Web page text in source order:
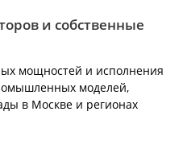
и собственные
мощностей и исполнения
моделей,
в Москве и регионах